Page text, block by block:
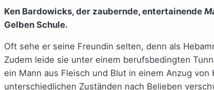
Ken Bardowicks, der zaubernde, entertainende
Gelben Schule.
Oft sehe er seine Freundin selten, denn als
Zudem leide sie unter einem berufsbedingten
ein Mann aus Fleisch und Blut in einem Anzug
unterschiedlichen Zuständen nach Belieben